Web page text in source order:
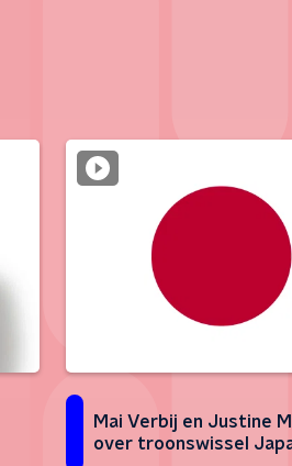
Mai Verbij en Justine
over troonswissel